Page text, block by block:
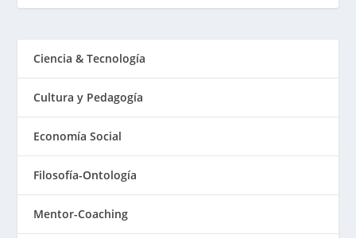
Ciencia & Tecnología
Cultura y Pedagogía
Economía Social
Filosofía-Ontología
Mentor-Coaching